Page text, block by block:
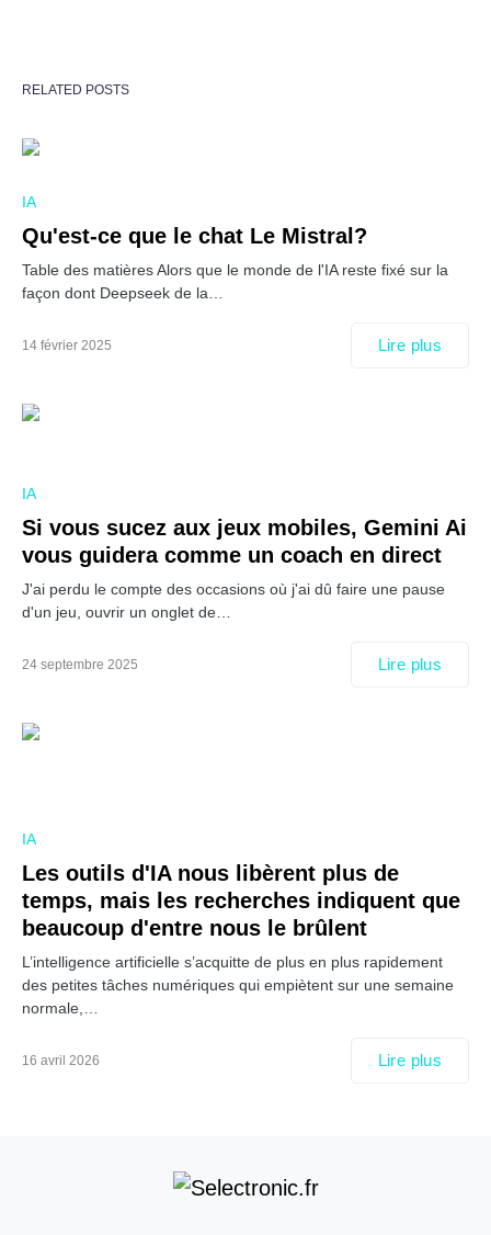
RELATED POSTS
IA
Qu'est-ce que le chat Le Mistral?
Table des matières Alors que le monde de l'IA reste fixé sur la
façon dont Deepseek de la…
14 février 2025 Lire plus
IA
Si vous sucez aux jeux mobiles, Gemini Ai
vous guidera comme un coach en direct
J'ai perdu le compte des occasions où j'ai dû faire une pause
d'un jeu, ouvrir un onglet de…
24 septembre 2025 Lire plus
IA
Les outils d'IA nous libèrent plus de
temps, mais les recherches indiquent que
beaucoup d'entre nous le brûlent
L’intelligence artificielle s’acquitte de plus en plus rapidement
des petites tâches numériques qui empiètent sur une semaine
normale,…
16 avril 2026 Lire plus